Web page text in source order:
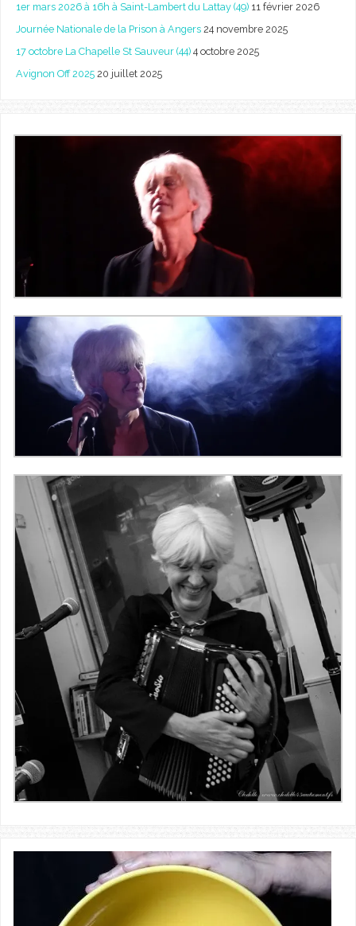
1er mars 2026 à 16h à Saint-Lambert du Lattay (49) 11 février 2026
Journée Nationale de la Prison à Angers 24 novembre 2025
17 octobre La Chapelle St Sauveur (44) 4 octobre 2025
Avignon Off 2025 20 juillet 2025